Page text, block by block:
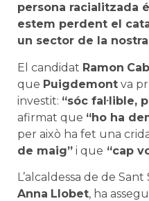
persona racialitzada
estem perdent el
un sector de la
El candidat Ramon
que Puigdemont va
investit: “sóc fal·lible,
afirmat que “ho ha
per això ha fet una
de maig” i que “cap
L’alcaldessa de de
Anna Llobet, ha